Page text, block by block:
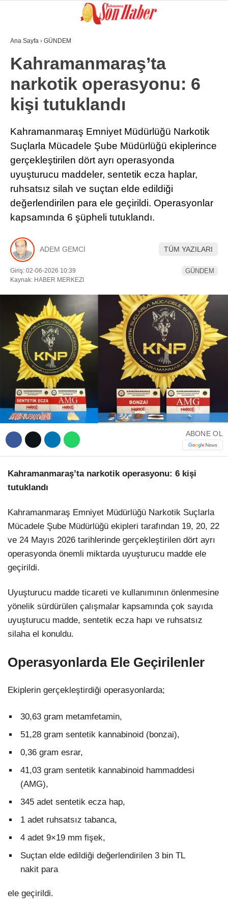
WhatsApp İhbar Hattı
Facebook
Instagram
GÜNDEM
3. SAYFA
SAĞLIK
EĞİTİM
KÜLTÜR SANAT
EKONOMİ
YEREL HABERLER
Ana Sayfa › GÜNDEM
Kahramanmaraş’ta
narkotik operasyonu: 6
kişi tutuklandı
Kahramanmaraş Emniyet Müdürlüğü Narkotik
Suçlarla Mücadele Şube Müdürlüğü ekiplerince
gerçekleştirilen dört ayrı operasyonda
uyuşturucu maddeler, sentetik ecza haplar,
ruhsatsız silah ve suçtan elde edildiği
değerlendirilen para ele geçirildi. Operasyonlar
kapsamında 6 şüpheli tutuklandı.
ADEM GEMCİ TÜM YAZILARI
Giriş: 02-06-2026 10:39
Kaynak: HABER MERKEZI
GÜNDEM
ABONE OL
Kahramanmaraş’ta narkotik operasyonu: 6 kişi
tutuklandı
Kahramanmaraş Emniyet Müdürlüğü Narkotik Suçlarla
Mücadele Şube Müdürlüğü ekipleri tarafından 19, 20, 22
ve 24 Mayıs 2026 tarihlerinde gerçekleştirilen dört ayrı
operasyonda önemli miktarda uyuşturucu madde ele
geçirildi.
Uyuşturucu madde ticareti ve kullanımının önlenmesine
yönelik sürdürülen çalışmalar kapsamında çok sayıda
uyuşturucu madde, sentetik ecza hapı ve ruhsatsız
silaha el konuldu.
Operasyonlarda Ele Geçirilenler
Ekiplerin gerçekleştirdiği operasyonlarda;
30,63 gram metamfetamin,
51,28 gram sentetik kannabinoid (bonzai),
0,36 gram esrar,
41,03 gram sentetik kannabinoid hammaddesi
(AMG),
345 adet sentetik ecza hap,
1 adet ruhsatsız tabanca,
4 adet 9×19 mm fişek,
Suçtan elde edildiği değerlendirilen 3 bin TL
nakit para
ele geçirildi.